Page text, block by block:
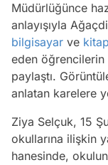
Müdürlüğünce
anlayışıyla
bilgisayar ve kitap
eden öğrencilerin
paylaştı.
anlatan karelere
Ziya Selçuk, 15
okullarına ilişkin
hanesinde,